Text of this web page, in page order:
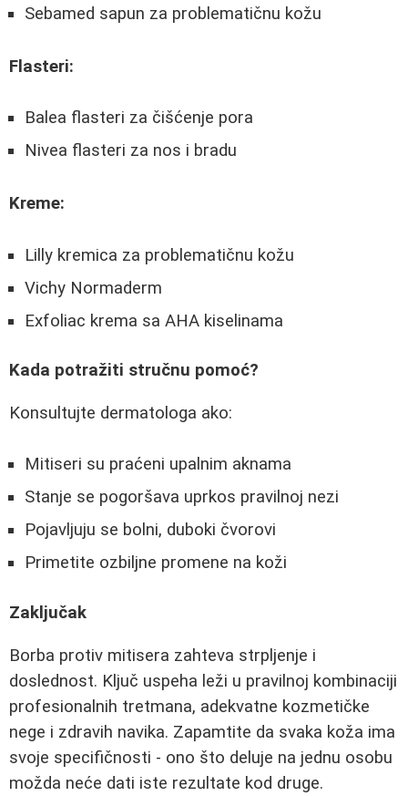
Sebamed sapun za problematičnu kožu
Flasteri:
Balea flasteri za čišćenje pora
Nivea flasteri za nos i bradu
Kreme:
Lilly kremica za problematičnu kožu
Vichy Normaderm
Exfoliac krema sa AHA kiselinama
Kada potražiti stručnu pomoć?
Konsultujte dermatologa ako:
Mitiseri su praćeni upalnim aknama
Stanje se pogoršava uprkos pravilnoj nezi
Pojavljuju se bolni, duboki čvorovi
Primetite ozbiljne promene na koži
Zaključak
Borba protiv mitisera zahteva strpljenje i
doslednost. Ključ uspeha leži u pravilnoj kombinaciji
profesionalnih tretmana, adekvatne kozmetičke
nege i zdravih navika. Zapamtite da svaka koža ima
svoje specifičnosti - ono što deluje na jednu osobu
možda neće dati iste rezultate kod druge.